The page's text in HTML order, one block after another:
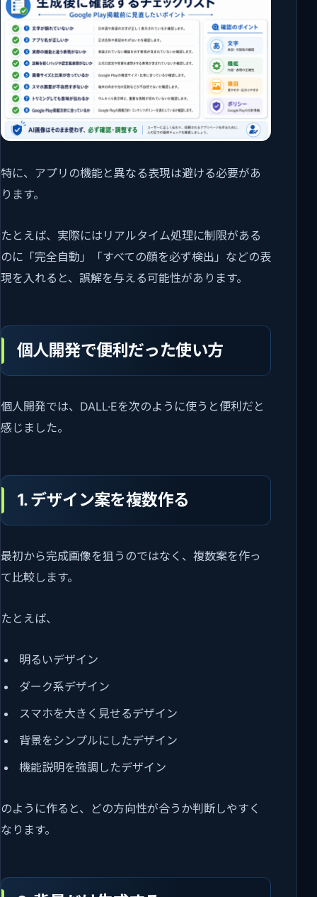
特に、アプリの機能と異なる表現は避ける必要があ
ります。
たとえば、実際にはリアルタイム処理に制限がある
のに「完全自動」「すべての顔を必ず検出」などの表
現を入れると、誤解を与える可能性があります。
個人開発で便利だった使い方
個人開発では、DALL·Eを次のように使うと便利だと
感じました。
1. デザイン案を複数作る
最初から完成画像を狙うのではなく、複数案を作っ
て比較します。
たとえば、
明るいデザイン
ダーク系デザイン
スマホを大きく見せるデザイン
背景をシンプルにしたデザイン
機能説明を強調したデザイン
のように作ると、どの方向性が合うか判断しやすく
なります。